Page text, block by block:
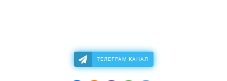
ТЕЛЕГРАМ КАНАЛ